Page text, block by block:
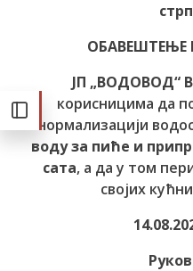
ЈП „ВОДОВОД“
корисницима да
нормализацији
воду за пиће и
сата, а да у том
својих